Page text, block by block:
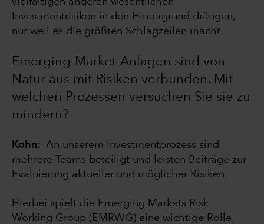
Investmentrisiken in den Hintergrund drängen,
nur weil es die größten Schlagzeilen macht.
Emerging-Market-Anlagen sind von
Natur aus mit Risiken verbunden. Mit
welchen Prozessen versuchen Sie sie zu
mindern?
Kohn:
An unserem Investmentprozess sind
mehrere Teams beteiligt und leisten Beiträge zur
Evaluierung aktueller und möglicher Risiken.
Hierbei spielt die Emerging Markets Risk
Working Group (EMRWG) eine wichtige Rolle.